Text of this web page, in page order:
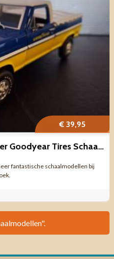
€ 39,95
Ford F-100 with Bed Cover Goodyear Tires Schaal 1:24
fantastische schaalmodellen bij